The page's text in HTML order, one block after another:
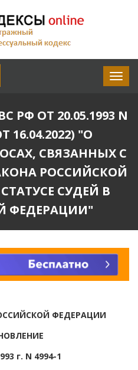
РФ ОТ 20.05.1993 N
16.04.2022) "О
СВЯЗАННЫХ С
РОССИЙСКОЙ
СУДЕЙ В
ФЕДЕРАЦИИ"
ФЕДЕРАЦИИ
г. N 4994-1